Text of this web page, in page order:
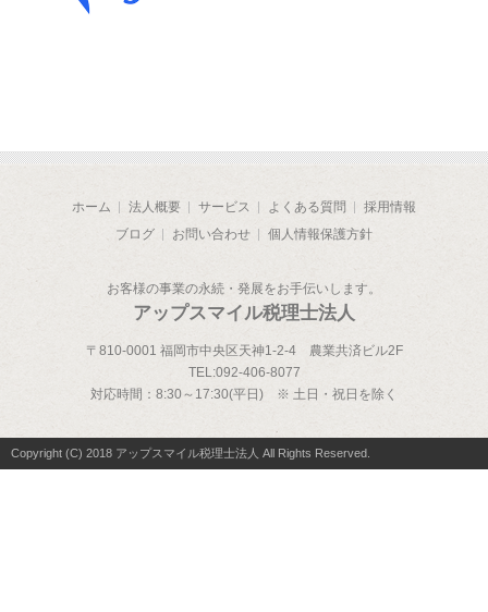
ホーム 法人概要 サービス よくある質問
採用情報
ブログ
お問い合わせ 個人情報保護方針
お客様の事業の永続・発展をお手伝いします。
アップスマイル税理士法人
〒810-0001 福岡市中央区天神1-2-4 農業共済ビル2F
TEL:092-406-8077
対応時間： 8:30～17:30(平日) ※ 土日・祝日を除く
Copyright (C) 2018 アップスマイル税理士法人 All Rights Reserved.